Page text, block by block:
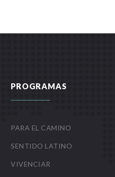
PROGRAMAS
PARA EL CAMINO
SENTIDO LATINO
VIVENCIAR